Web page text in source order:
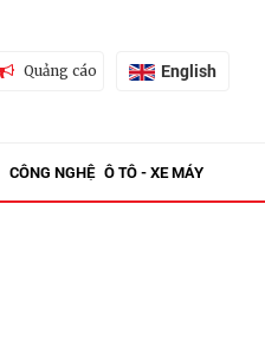
Quảng cáo English
CÔNG NGHỆ Ô TÔ - XE MÁY